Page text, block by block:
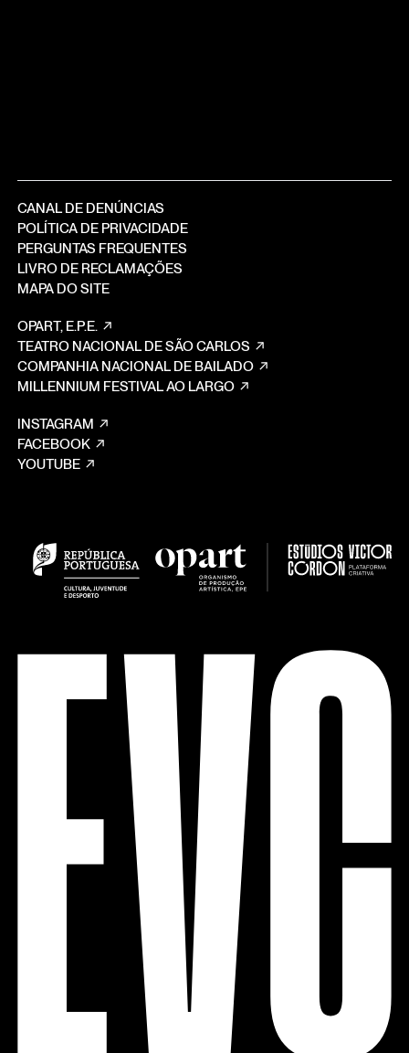
CANAL DE DENÚNCIAS
POLÍTICA DE PRIVACIDADE
PERGUNTAS FREQUENTES
LIVRO DE RECLAMAÇÕES
MAPA DO SITE
OPART, E.P.E.
TEATRO NACIONAL DE SÃO CARLOS
COMPANHIA NACIONAL DE BAILADO
MILLENNIUM FESTIVAL AO LARGO
INSTAGRAM
FACEBOOK
YOUTUBE